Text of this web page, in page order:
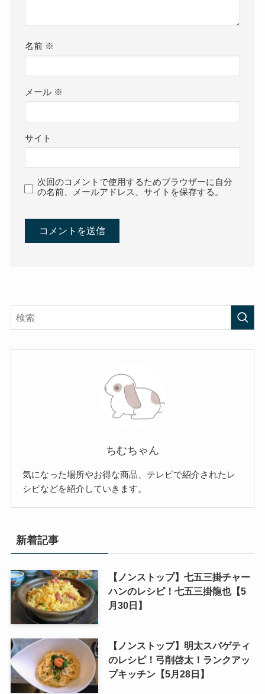
名前 ※
メール ※
サイト
次回のコメントで使用するためブラウザーに自分
の名前、メールアドレス、サイトを保存する。
ちむちゃん
気になった場所やお得な商品、テレビで紹介されたレ
シピなどを紹介していきます。
新着記事
【ノンストップ】七五三掛チャー
ハンのレシピ！七五三掛龍也【5
月30日】
【ノンストップ】明太スパゲティ
のレシピ！弓削啓太！ランクアッ
プキッチン【5月28日】